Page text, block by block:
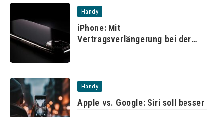
Handy
iPhone: Mit
Vertragsverlängerung bei der
Handy
Apple vs. Google: Siri soll besser